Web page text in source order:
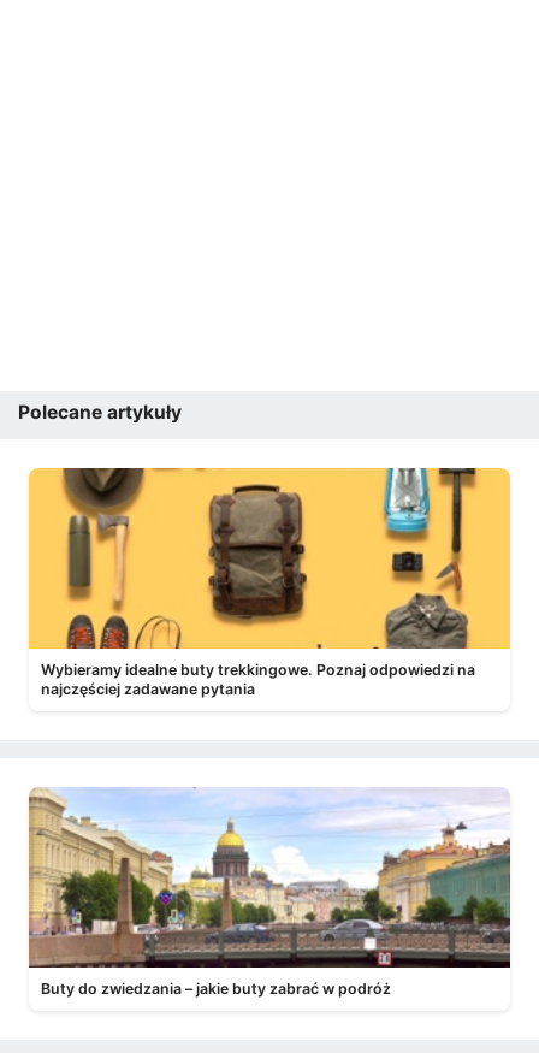
Polecane artykuły
Wybieramy idealne buty trekkingowe. Poznaj odpowiedzi na
najczęściej zadawane pytania
Buty do zwiedzania – jakie buty zabrać w podróż